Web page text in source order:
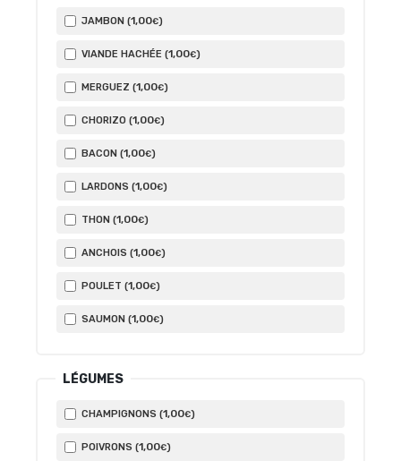
JAMBON (1,00€)
VIANDE HACHÉE (1,00€)
MERGUEZ (1,00€)
CHORIZO (1,00€)
BACON (1,00€)
LARDONS (1,00€)
THON (1,00€)
ANCHOIS (1,00€)
POULET (1,00€)
SAUMON (1,00€)
LÉGUMES
CHAMPIGNONS (1,00€)
POIVRONS (1,00€)